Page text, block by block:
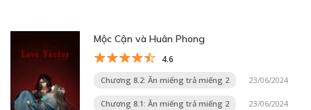
Mộc Cận và Huân Phong
4.6
Chương 8.2: Ăn miếng trả miếng 2 23/06/2024
Chương 8.1: Ăn miếng trả miếng 2 23/06/2024